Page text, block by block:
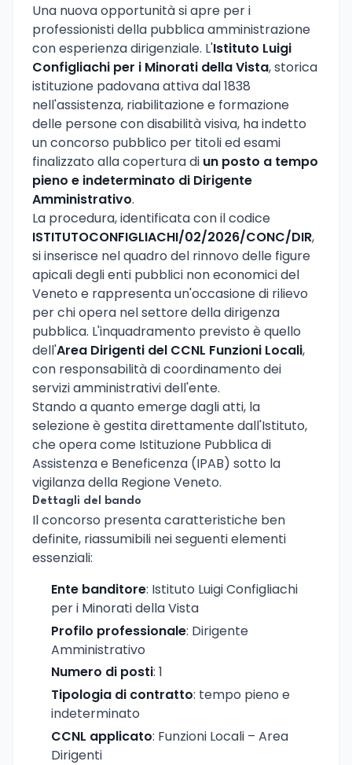
Una nuova opportunità si apre per i
professionisti della pubblica amministrazione
con esperienza dirigenziale. L'Istituto Luigi
Configliachi per i Minorati della Vista, storica
istituzione padovana attiva dal 1838
nell'assistenza, riabilitazione e formazione
delle persone con disabilità visiva, ha indetto
un concorso pubblico per titoli ed esami
finalizzato alla copertura di un posto a tempo
pieno e indeterminato di Dirigente
Amministrativo.
La procedura, identificata con il codice
ISTITUTOCONFIGLIACHI/02/2026/CONC/DIR,
si inserisce nel quadro del rinnovo delle figure
apicali degli enti pubblici non economici del
Veneto e rappresenta un'occasione di rilievo
per chi opera nel settore della dirigenza
pubblica. L'inquadramento previsto è quello
dell'Area Dirigenti del CCNL Funzioni Locali,
con responsabilità di coordinamento dei
servizi amministrativi dell'ente.
Stando a quanto emerge dagli atti, la
selezione è gestita direttamente dall'Istituto,
che opera come Istituzione Pubblica di
Assistenza e Beneficenza (IPAB) sotto la
vigilanza della Regione Veneto.
Dettagli del bando
Il concorso presenta caratteristiche ben
definite, riassumibili nei seguenti elementi
essenziali:
Ente banditore: Istituto Luigi Configliachi
per i Minorati della Vista
Profilo professionale: Dirigente
Amministrativo
Numero di posti: 1
Tipologia di contratto: tempo pieno e
indeterminato
CCNL applicato: Funzioni Locali – Area
Dirigenti